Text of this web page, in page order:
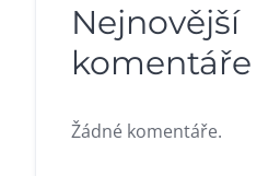
Nejnovější
komentáře
Žádné komentáře.